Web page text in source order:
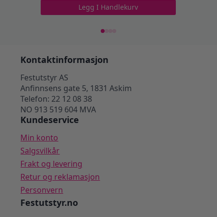
649 kr.
499 kr.
Legg I Handlekurv
Kontaktinformasjon
Festutstyr AS
Anfinnsens gate 5, 1831 Askim
Telefon: 22 12 08 38
NO 913 519 604 MVA
Kundeservice
Min konto
Salgsvilkår
Frakt og levering
Retur og reklamasjon
Personvern
Festutstyr.no